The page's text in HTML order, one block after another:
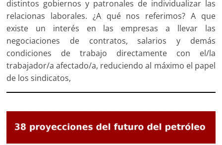
distintos gobiernos y patronales de individualizar las
relacionas laborales. ¿A qué nos referimos? A que
existe un interés en las empresas a llevar las
negociaciones de contratos, salarios y demás
condiciones de trabajo directamente con el/la
trabajador/a afectado/a, reduciendo al máximo el papel
de los sindicatos,